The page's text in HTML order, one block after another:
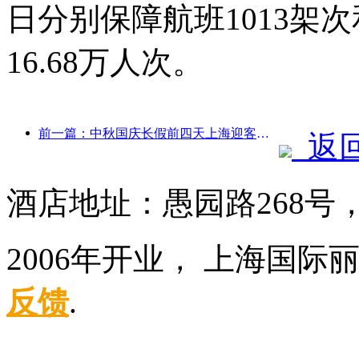
日分别保障航班1013架
16.68万人次。
前一篇：中秋国庆长假前四天上海迎客逾1511万人次，同比增长超两成
返
酒店地址：愚园路268号
2006年开业， 上海国
反馈.